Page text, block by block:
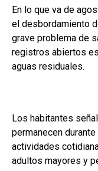
En lo que va de
el desbordamiento
grave problema de
registros abiertos
aguas residuales.
Los habitantes
permanecen
actividades
adultos mayores y